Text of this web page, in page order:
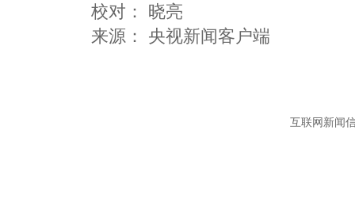
校对： 晓亮
互联网新闻